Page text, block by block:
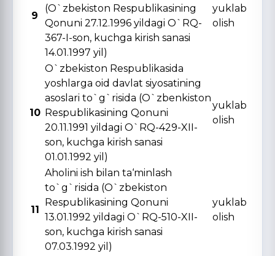
9
(O`zbekiston Respublikasining
Qonuni 27.12.1996 yildagi O`RQ-
367-I-son, kuchga kirish sanasi
14.01.1997 yil)
yuklab
olish
10
O`zbekiston Respublikasida
yoshlarga oid davlat siyosatining
asoslari to`g`risida (O`zbenkiston
Respublikasining Qonuni
20.11.1991 yildagi O`RQ-429-XII-
son, kuchga kirish sanasi
01.01.1992 yil)
yuklab
olish
11
Aholini ish bilan ta‘minlash
to`g`risida (O`zbekiston
Respublikasining Qonuni
13.01.1992 yildagi O`RQ-510-XII-
son, kuchga kirish sanasi
07.03.1992 yil)
yuklab
olish